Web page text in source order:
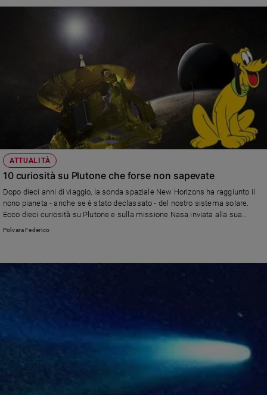
ATTUALITÀ
10 curiosità su Plutone che forse non sapevate
Dopo dieci anni di viaggio, la sonda spaziale New Horizons ha raggiunto il
nono pianeta - anche se è stato declassato - del nostro sistema solare.
Ecco dieci curiosità su Plutone e sulla missione Nasa inviata alla sua
scoperta.
Polvara Federico